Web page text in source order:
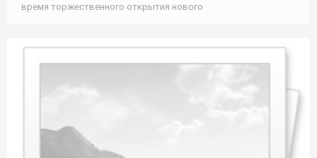
время торжественного открытия нового